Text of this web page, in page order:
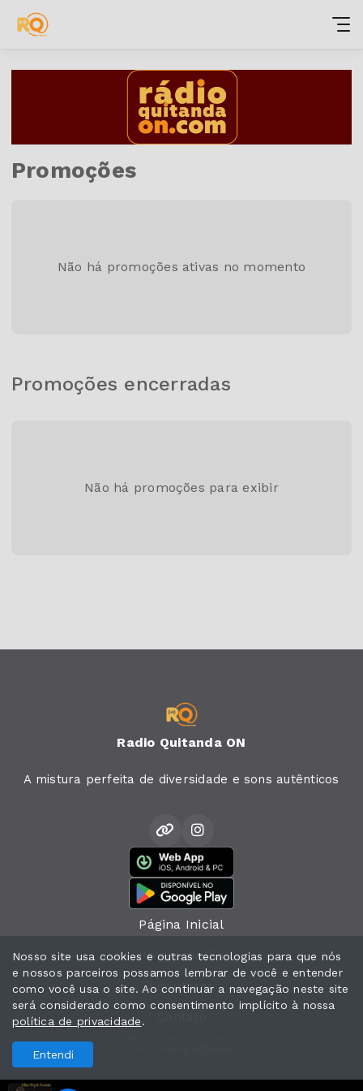
Promoções
Não há promoções ativas no momento
Promoções encerradas
Não há promoções para exibir
Radio Quitanda ON
A mistura perfeita de diversidade e sons autênticos
Página Inicial
Programação
Locutores
Nosso site usa cookies e outras tecnologias para que nós
e nossos parceiros possamos lembrar de você e entender
como você usa o site. Ao continuar a navegação neste site
será considerado como consentimento implícito à nossa
política de privacidade.
Entendi